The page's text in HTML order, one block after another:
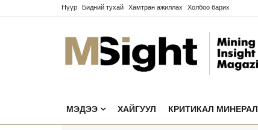
Нүүр Бидний тухай Хамтран ажиллах Холбоо барих
МЭДЭЭ ХАЙГУУЛ КРИТИКАЛ МИНЕРАЛ